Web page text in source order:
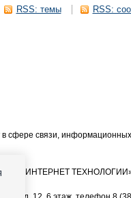
RSS: темы RSS:
сфере связи,
«ИНТЕРНЕТ